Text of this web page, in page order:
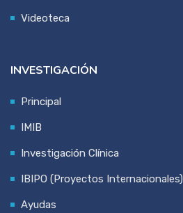
Videoteca
INVESTIGACIÓN
Principal
IMIB
Investigación Clínica
IBIPO (Proyectos Internacionales)
Ayudas